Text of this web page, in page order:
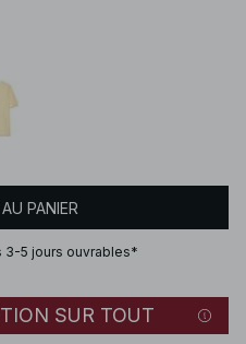
PANIER
3-5 jours ouvrables*
SUR TOUT